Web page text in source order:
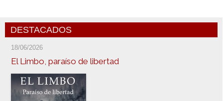
DESTACADOS
18/06/2026
El Limbo, paraíso de libertad